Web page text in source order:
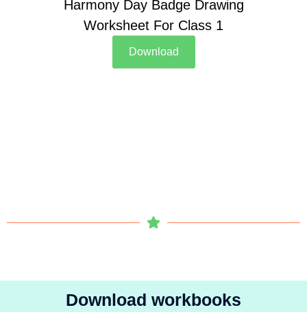
Harmony Day Badge Drawing
Worksheet For Class 1
Download
Download workbooks